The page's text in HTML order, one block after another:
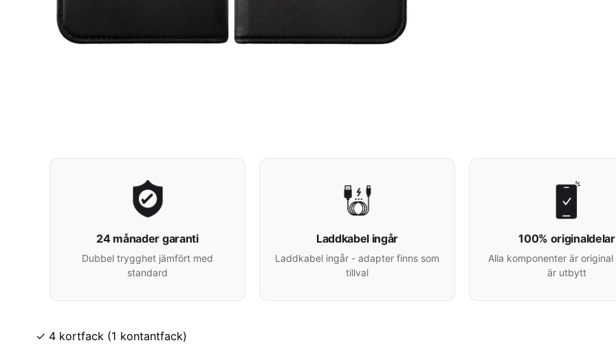
24 månader garanti
Dubbel trygghet jämfört med
standard
Laddkabel ingår
Laddkabel ingår - adapter finns som
tillval
100% originaldelar
Alla komponenter är
är utbytt
✓ 4 kortfack (1 kontantfack)